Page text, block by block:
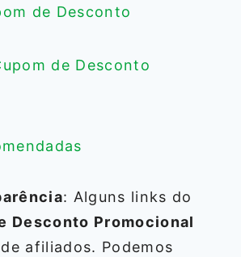
de Desconto
de Desconto
: Alguns links do
Desconto Promocional
afiliados. Podemos